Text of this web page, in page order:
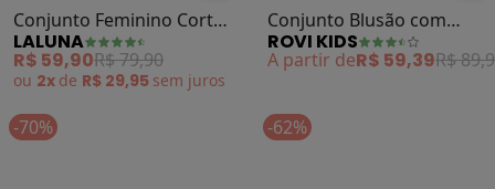
Laluna - Conjunto Feminino
Conjunto Feminino Corta
Vento Ursos (Preto)
LALUNA
R$ 59,90R$ 79,90
ou2x
Conjunto Blusão com
Calça Feminino (Preto)
ROVI KIDS